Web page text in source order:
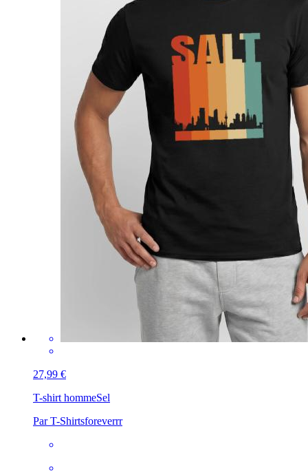
27,99 €
T-shirt hommeSel
Par T-Shirtsforeverrr